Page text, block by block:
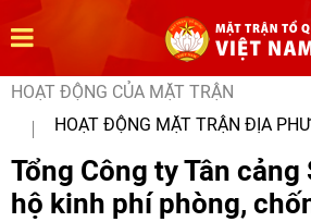
HOẠT ĐỘNG CỦA MẶT TRẬN
HOẠT ĐỘNG MẶT TRẬN ĐỊA
Tổng Công ty Tân cảng
hộ kinh phí phòng,